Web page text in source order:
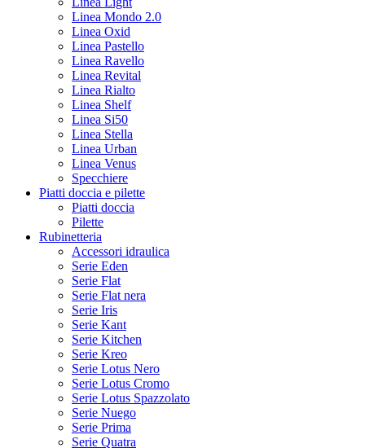
Linea Mondo 2.0
Linea Oxid
Linea Pastello
Linea Ravello
Linea Revital
Linea Rialto
Linea Shelf
Linea Si50
Linea Stella
Linea Urban
Linea Venus
Specchiere
Piatti doccia e pilette
Piatti doccia
Pilette
Rubinetteria
Accessori idraulica
Serie Eden
Serie Flat
Serie Flat nera
Serie Iris
Serie Kant
Serie Kitchen
Serie Kreo
Serie Lotus Nero
Serie Lotus Cromo
Serie Lotus Spazzolato
Serie Nuego
Serie Prima
Serie Quatra